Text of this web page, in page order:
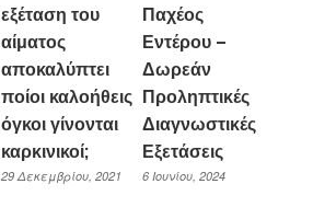
εξέταση του
αίματος
αποκαλύπτει
ποίοι καλοήθεις
όγκοι γίνονται
καρκινικοί;
29 Δεκεμβρίου, 2021
Παχέος
Εντέρου –
Δωρεάν
Προληπτικές
Διαγνωστικές
Εξετάσεις
6 Ιουνίου, 2024